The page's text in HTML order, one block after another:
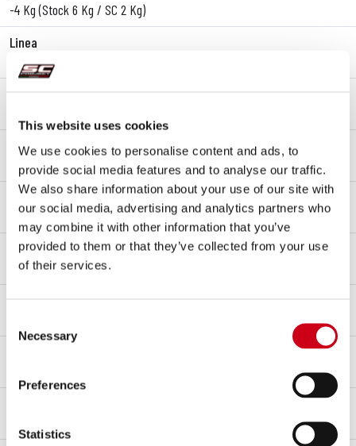
This website uses cookies
We use cookies to personalise content and ads, to
provide social media features and to analyse our traffic.
We also share information about your use of our site with
our social media, advertising and analytics partners who
may combine it with other information that you’ve
provided to them or that they’ve collected from your use
of their services.
Selection
Necessary
Preferences
Statistics
-4 Kg (Stock 6 Kg / SC 2 Kg)
Linea
Slip-On
Materiale fondello
Fibra di carbonio
Materiale raccordo
Titanio
Tipo di fissaggio
Staffa